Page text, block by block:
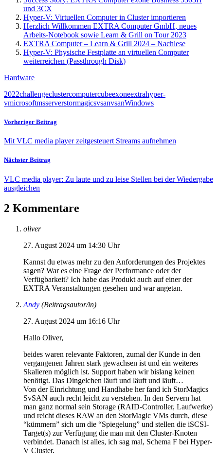
und 3CX
Hyper-V: Virtuellen Computer in Cluster importieren
Herzlich Willkommen EXTRA Computer GmbH, neues
Arbeits-Notebook sowie Learn & Grill on Tour 2023
EXTRA Computer – Learn & Grill 2024 – Nachlese
Hyper-V: Physische Festplatte an virtuellen Computer
weiterreichen (Passthrough Disk)
Hardware
2022challengeclustercomputercubeexoneextrahyper-
vmicrosoftmsserverstormagicsvsanvsanWindows
Vorheriger Beitrag
Mit VLC media player zeitgesteuert Streams aufnehmen
Nächster Beitrag
VLC media player: Zu laute und zu leise Stellen bei der Wiedergabe
ausgleichen
2 Kommentare
oliver
27. August 2024 um 14:30 Uhr
Kannst du etwas mehr zu den Anforderungen des Projektes
sagen? War es eine Frage der Performance oder der
Verfügbarkeit? Ich habe das Produkt auch auf einer der
EXTRA Veranstaltungen gesehen und war angetan.
Andy (Beitragsautor/in)
27. August 2024 um 16:16 Uhr
Hallo Oliver,
beides waren relevante Faktoren, zumal der Kunde in den
vergangenen Jahren stark gewachsen ist und ein weiteres
Skalieren möglich ist. Support haben wir bislang keinen
benötigt. Das Dingelchen läuft und läuft und läuft…
Von der Einrichtung und Handhabe her fand ich StorMagics
SvSAN auch recht leicht zu verstehen. In den Servern hat
man ganz normal sein Storage (RAID-Controller, Laufwerke)
und reicht dieses RAW an den StorMagic VMs durch, diese
“kümmern” sich um die “Spiegelung” und stellen die iSCSI-
Target(s) zur Verfügung die man mit den Cluster-Knoten
verbindet. Danach ist alles, ich sag mal, Schema F bei Hyper-
V Cluster.